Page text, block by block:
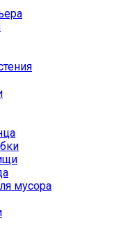
мусора